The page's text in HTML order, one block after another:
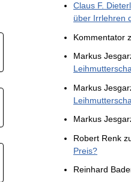
Claus F.
über Irrlehren
Kommentator
Markus
Markus
Markus
Robert Renk
Preis?
Reinhard